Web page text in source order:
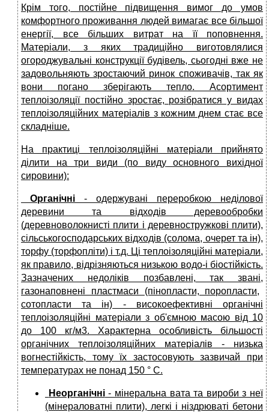
Крім того, постійне підвищення вимог до умов
комфортного проживання людей вимагає все більшої
енергії, все більших витрат на її поповнення.
Матеріали, з яких традиційно виготовлялися
огороджувальні конструкції будівель, сьогодні вже не
задовольняють зростаючий ринок споживачів, так як
вони погано зберігають тепло. Асортимент
теплоізоляції постійно зростає, розібратися у видах
теплоізоляційних матеріалів з кожним днем стає все
складніше.
На практиці теплоізоляційні матеріали прийнято
ділити на три види (по видуосновного вихідної
сировини):
Органічні - одержувані переробкою неділової
деревини та відходів деревообробки
(деревноволокнисті плити і деревностружкові плити),
сільськогосподарських відходів (солома, очерет та ін),
торфу (торфопліти) і т.д. Ці теплоізоляційні матеріали,
як правило, відрізняються низькою водо-і біостійкість.
Зазначених недоліків позбавлені, так звані,
газонаповнені пластмаси (пінопласти, поропласти,
сотопласти та ін) - високоефективні органічні
теплоізоляційні матеріали з об'ємною масою від 10
до 100 кг/м3. Характерна особливість більшості
органічних теплоізоляційних матеріалів - низька
вогнестійкість, тому їх застосовують зазвичай при
температурах не понад 150 ° С.
Неорганічні- мінеральна вата та вироби з неї
(мінераловатні плити), легкі і ніздрюваті бетони